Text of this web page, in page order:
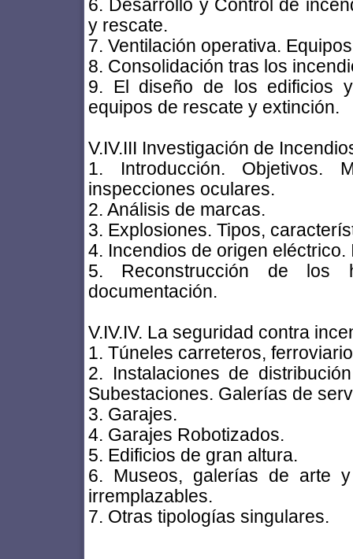
6. Desarrollo y Control de
y rescate.
7. Ventilación operativa.
8. Consolidación tras los
9. El diseño de los edificios
equipos de rescate y extinción.
V.IV.III Investigación de
1. Introducción. Objetivos.
inspecciones oculares.
2. Análisis de marcas.
3. Explosiones. Tipos,
4. Incendios de origen
5. Reconstrucción de los
documentación.
V.IV.IV. La seguridad contra
1. Túneles carreteros,
2. Instalaciones de
Subestaciones. Galerías de
3. Garajes.
4. Garajes Robotizados.
5. Edificios de gran altura.
6. Museos, galerías de arte
irremplazables.
7. Otras tipologías singulares.